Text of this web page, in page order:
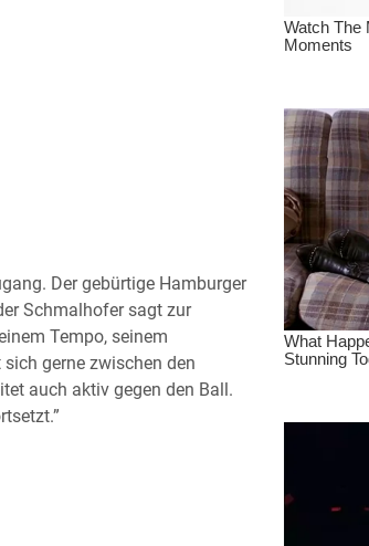
Der gebürtige Hamburger
Schmalhofer sagt zur
Tempo, seinem
gerne zwischen den
auch aktiv gegen den Ball.